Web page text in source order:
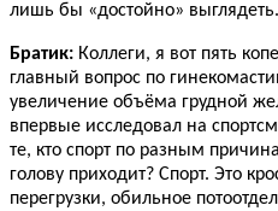
лишь бы «достойно»
Братик: Коллеги, я вот пять
главный вопрос по
увеличение объёма грудной
впервые исследовал на
те, кто спорт по разным
голову приходит? Спорт. Это
перегрузки, обильное